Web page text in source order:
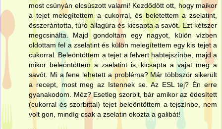
most csúnyán elcsúszott valami! Kezdődött ott, hogy maikor
a tejet melegítettem a cukorral, és beletettem a zselatint,
összerántotta, túró állagúra és kicsapta a savót. Ezt kétszer
megcsinálta. Majd gondoltam egy nagyot, külön vízben
oldottam fel a zselatint és külön melegítettem egy kis tejet a
cukorral. Beleöntöttem a tejet a felvert habtejszínbe, majd a
mikor beleöntöttem a zselatint is, kicsapta a vajat meg a
savót. Mi a fene lehetett a probléma? Már többször sikerült
a recept, most meg az Istennek se. Az ESL tej? Én erre
gyanakodom. Méz? Esetleg szorbit, bár amikor az édesített
(cukorral és szorbittal) tejet beleöntöttem a tejszínbe, nem
volt gon, mindíg csak a zselatin okozta a galibát!